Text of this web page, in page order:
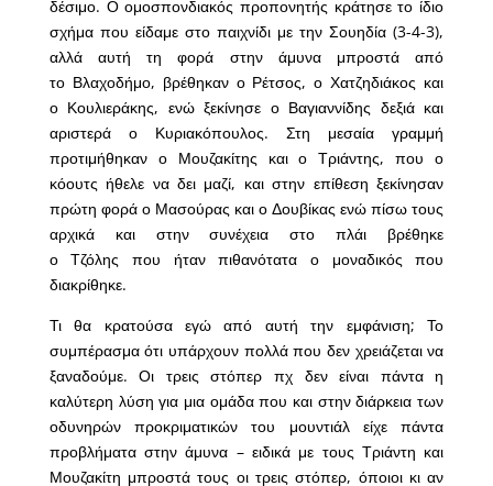
δέσιμο. Ο ομοσπονδιακός προπονητής κράτησε το ίδιο
σχήμα που είδαμε στο παιχνίδι με την Σουηδία (3-4-3),
αλλά αυτή τη φορά στην άμυνα μπροστά από
το Βλαχοδήμο, βρέθηκαν ο Ρέτσος, ο Χατζηδιάκος και
ο Κουλιεράκης, ενώ ξεκίνησε ο Βαγιαννίδης δεξιά και
αριστερά ο Κυριακόπουλος. Στη μεσαία γραμμή
προτιμήθηκαν ο Μουζακίτης και ο Τριάντης, που ο
κόουτς ήθελε να δει μαζί, και στην επίθεση ξεκίνησαν
πρώτη φορά ο Μασούρας και ο Δουβίκας ενώ πίσω τους
αρχικά και στην συνέχεια στο πλάι βρέθηκε
ο Τζόλης που ήταν πιθανότατα ο μοναδικός που
διακρίθηκε.
Τι θα κρατούσα εγώ από αυτή την εμφάνιση; Το
συμπέρασμα ότι υπάρχουν πολλά που δεν χρειάζεται να
ξαναδούμε. Οι τρεις στόπερ πχ δεν είναι πάντα η
καλύτερη λύση για μια ομάδα που και στην διάρκεια των
οδυνηρών προκριματικών του μουντιάλ είχε πάντα
προβλήματα στην άμυνα – ειδικά με τους Τριάντη και
Μουζακίτη μπροστά τους οι τρεις στόπερ, όποιοι κι αν